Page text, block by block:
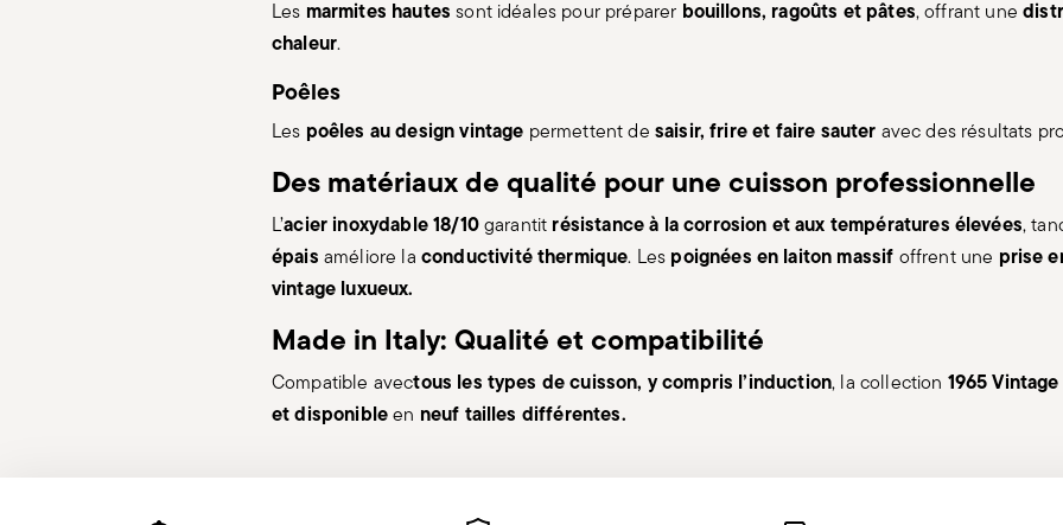
Les marmites hautes sont idéales pour préparer bouillons, ragoûts et pâtes, offrant une
chaleur.
Poêles
Les poêles au design vintage permettent de saisir, frire et faire sauter avec des résultats
Des matériaux de qualité pour une cuisson professionnelle
L’acier inoxydable 18/10garantit résistance à la corrosion et aux températures élevées,
épais améliore la conductivité thermique. Les poignées en laiton massif offrent une prise
vintage luxueux.
Made in Italy: Qualité et compatibilité
Compatible avectous les types de cuisson, y compris l’induction, la collection 1965 Vintage
et disponibleen neuf tailles différentes.